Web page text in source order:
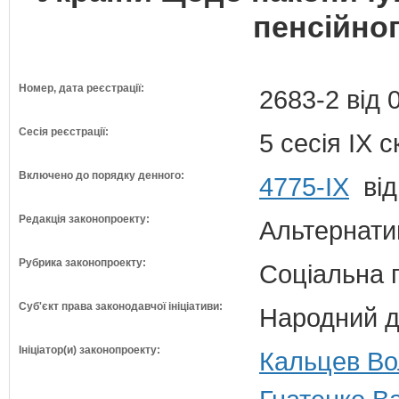
Номер, дата реєстрації: 2683-2 від
Сесія реєстрації: 5 сесія IX
Включено до порядку денного: 4775-IX
Редакція законопроекту:
Рубрика законопроекту: Соціальна
Суб'єкт права законодавчої ініціативи: Народний
Ініціатор(и) законопроекту:
Кальцев